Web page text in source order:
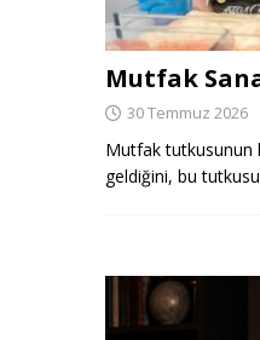
Mutfak
30 Temmuz 2026
Mutfak tutkusunun
geldiğini, bu